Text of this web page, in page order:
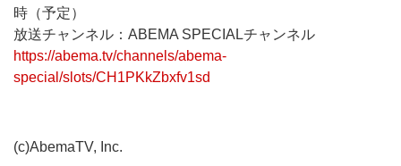
時（予定）
放送チャンネル：ABEMA SPECIALチャンネル
https://abema.tv/channels/abema-
special/slots/CH1PKkZbxfv1sd
(c)AbemaTV, Inc.